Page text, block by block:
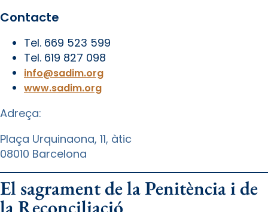
Contacte
Tel. 669 523 599
Tel. 619 827 098
info@sadim.org
www.sadim.org
Adreça:
Plaça Urquinaona, 11, àtic
08010 Barcelona
El sagrament de la Penitència i de
la Reconciliació